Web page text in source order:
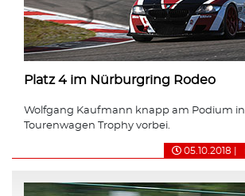
Platz 4 im Nürburgring Rodeo
Wolfgang Kaufmann knapp am Podium in
Tourenwagen Trophy vorbei.
05.10.2018